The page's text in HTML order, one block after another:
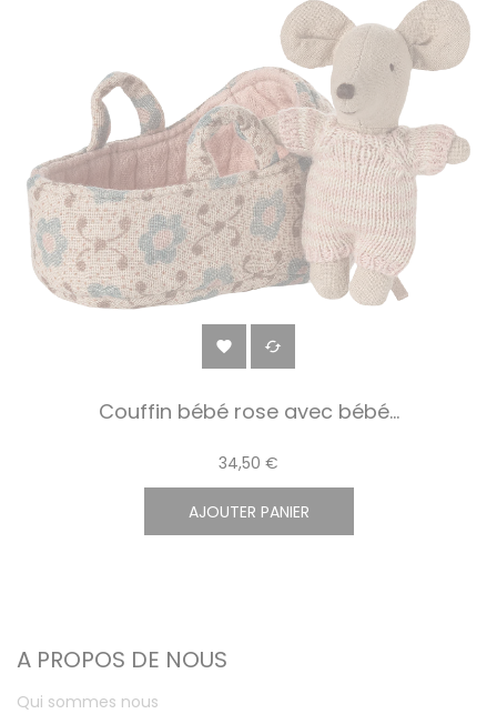
 
Couffin bébé rose avec bébé...
34,50 €
AJOUTER PANIER
A PROPOS DE NOUS
Qui sommes nous